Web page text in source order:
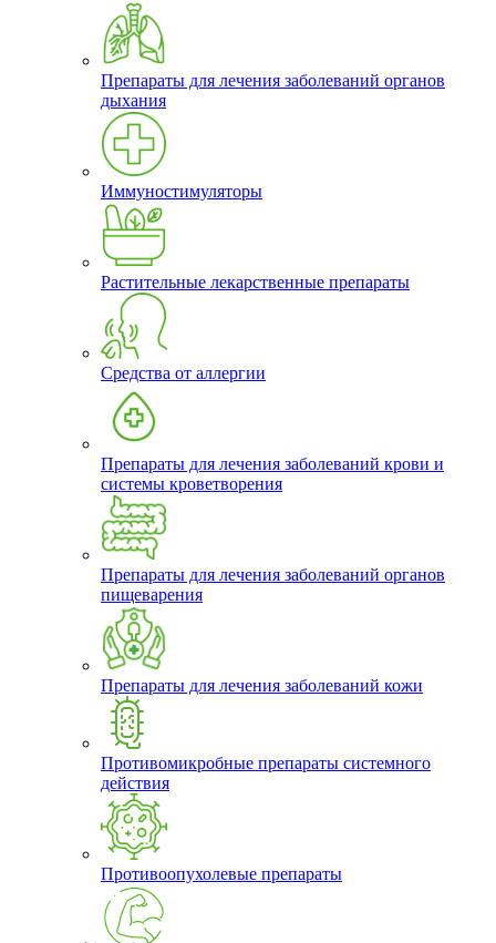
Препараты для лечения заболеваний органов
дыхания
Иммуностимуляторы
Растительные лекарственные препараты
Средства от аллергии
Препараты для лечения заболеваний крови и
системы кроветворения
Препараты для лечения заболеваний органов
пищеварения
Препараты для лечения заболеваний кожи
Противомикробные препараты системного
действия
Противоопухолевые препараты